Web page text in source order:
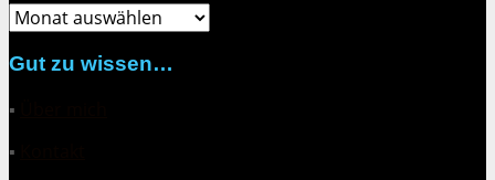
Archiv
Gut zu wissen…
▪
▪